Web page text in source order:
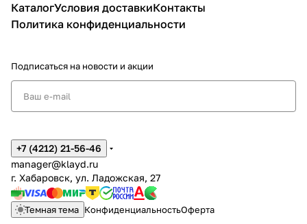
КаталогУсловия доставкиКонтакты
Политика конфиденциальности
Подписаться на новости и акции
+7 (4212) 21-56-46
manager@klayd.ru
г. Хабаровск, ул. Ладожская, 27
Темная тема КонфиденциальностьОферта